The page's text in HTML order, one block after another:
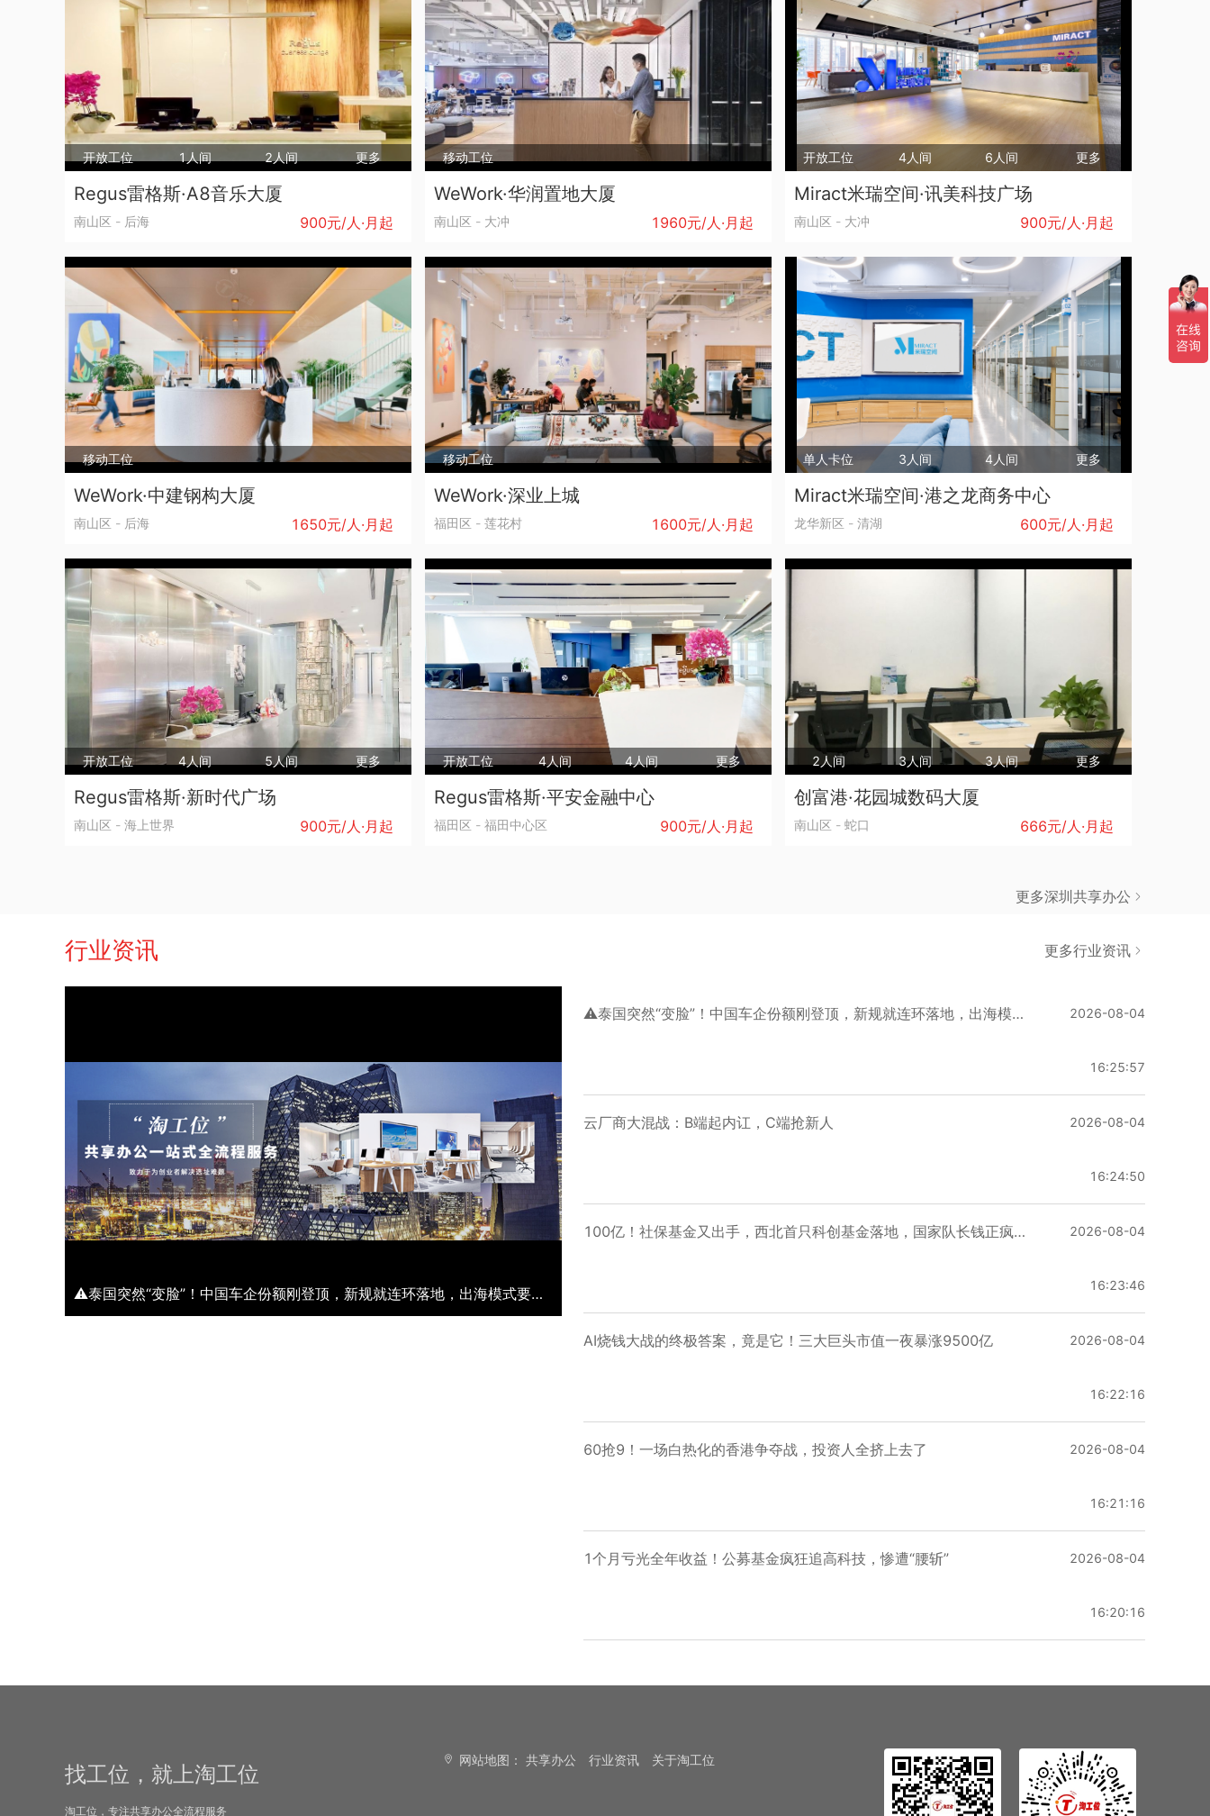
5人间
2300 元/人·月
6人间
7人间
2300 元/人·月
MFG深圳汉京金融中心
8000元/月起
汉京金融中心-南山区-南山科技园
会议室
会议室
32人间
3+1套间
36000 元/月
15人间
6人间
80000元/月起
深圳湾壹号-南山区-后海
4+1套间
开放工位 1人间 2人间 更多
Regus雷格斯·A8音乐大厦
南山区 - 后海 900元/人·月起
移动工位
WeWork·华润置地大厦
南山区 - 大冲 1960元/人·月起
开放工位 4人间 6人间 更多
Miract米瑞空间·讯美科技广场
南山区 - 大冲 900元/人·月起
移动工位
WeWork·中建钢构大厦
南山区 - 后海 1650元/人·月起
移动工位
WeWork·深业上城
福田区 - 莲花村 1600元/人·月起
单人卡位 3人间 4人间 更多
Miract米瑞空间·港之龙商务中心
龙华新区 - 清湖 600元/人·月起
开放工位 4人间 5人间 更多
Regus雷格斯·新时代广场
南山区 - 海上世界 900元/人·月起
开放工位 4人间 4人间 更多
Regus雷格斯·平安金融中心
福田区 - 福田中心区 900元/人·月起
2人间 3人间 3人间 更多
创富港·花园城数码大厦
南山区 - 蛇口 666元/人·月起
更多深圳共享办公
行业资讯 更多行业资讯
⚠️泰国突然“变脸”！中国车企份额刚登顶，新规就连环落地，出海模式要彻底洗牌？
⚠️泰国突然“变脸”！中国车企份额刚登顶，新规就连环落地，出海模式要彻底洗牌？ 2026-08-04
16:25:57
云厂商大混战：B端起内讧，C端抢新人 2026-08-04
16:24:50
100亿！社保基金又出手，西北首只科创基金落地，国家队长钱正疯狂提速 2026-08-04
16:23:46
AI烧钱大战的终极答案，竟是它！三大巨头市值一夜暴涨9500亿 2026-08-04
16:22:16
60抢9！一场白热化的香港争夺战，投资人全挤上去了 2026-08-04
16:21:16
1个月亏光全年收益！公募基金疯狂追高科技，惨遭“腰斩” 2026-08-04
16:20:16
找工位，就上淘工位
淘工位，专注共享办公全流程服务
网站地图： 共享办公 行业资讯 关于淘工位